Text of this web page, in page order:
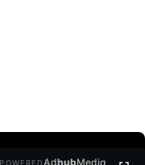
AdhubMedia